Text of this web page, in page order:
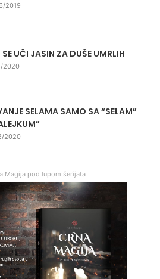
2019
UČI JASIN ZA DUŠE UMRLIH
2020
SELAMA SAMO SA “SELAM”
2020
Magija pod lupom šerijata